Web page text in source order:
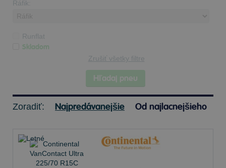
Ráfik:
Runflat
Skladom
Zrušiť všetky filtre
Hľadaj pneu
Zoradiť: Najpredávanejšie Od najlacnejšieho